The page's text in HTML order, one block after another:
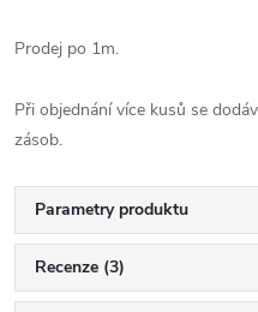
Prodej po 1m.
Při objednání více kusů se
zásob.
Parametry produktu
Recenze (3)